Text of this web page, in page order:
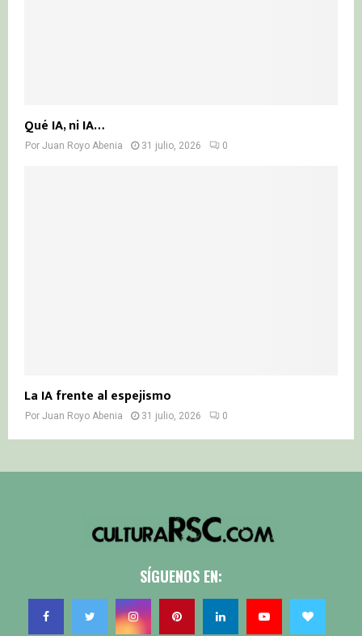
Qué IA, ni IA…
Por Juan Royo Abenia 31 julio, 2026 0
La IA frente al espejismo
Por Juan Royo Abenia 31 julio, 2026 0
SÍGUENOS EN: